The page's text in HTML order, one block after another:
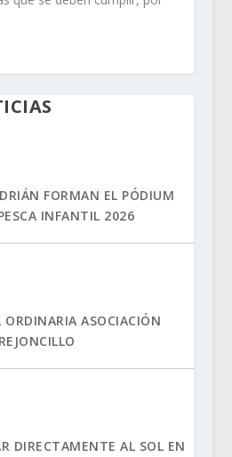
FORMAN EL PÓDIUM
INFANTIL 2026
ORDINARIA ASOCIACIÓN
DIRECTAMENTE AL SOL EN